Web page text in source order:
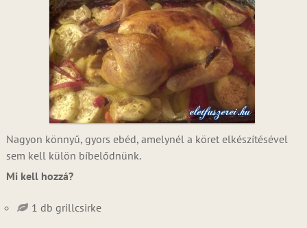
Nagyon könnyű, gyors ebéd, amelynél a köret elkészítésével
sem kell külön bíbelődnünk.
Mi kell hozzá?
1 db grillcsirke